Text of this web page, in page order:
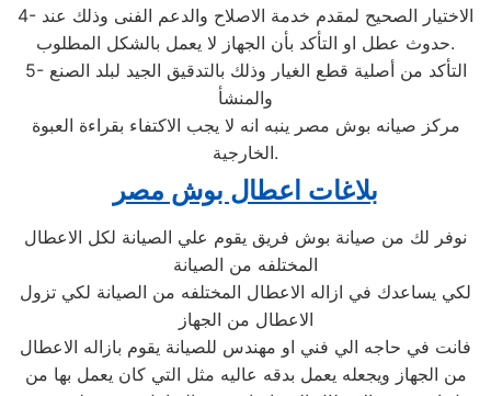
4- الاختيار الصحيح لمقدم خدمة الاصلاح والدعم الفنى وذلك عند
حدوث عطل او التأكد بأن الجهاز لا يعمل بالشكل المطلوب.
5- التأكد من أصلية قطع الغيار وذلك بالتدقيق الجيد لبلد الصنع
والمنشأ
مركز صيانه بوش مصر ينبه انه لا يجب الاكتفاء بقراءة العبوة
الخارجية.
بلاغات اعطال بوش مصر
نوفر لك من صيانة بوش فريق يقوم علي الصيانة لكل الاعطال
المختلفه من الصيانة
لكي يساعدك في ازاله الاعطال المختلفه من الصيانة لكي تزول
الاعطال من الجهاز
فانت في حاجه الي فني او مهندس للصيانة يقوم بازاله الاعطال
من الجهاز ويجعله يعمل بدقه عاليه مثل التي كان يعمل بها من